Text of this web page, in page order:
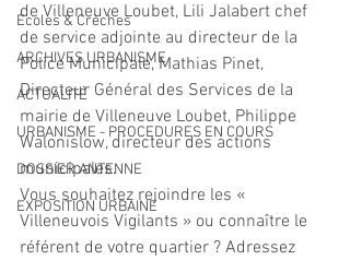
Écoles & Crèches
ARCHIVES URBANISME
ACTUALITÉ
URBANISME - PROCEDURES EN COURS
DOSSIER ANTENNE
EXPOSITION URBAINE
de Villeneuve Loubet, Lili Jalabert chef
de service adjointe au directeur de la
Police Municipale, Mathias Pinet,
Directeur Général des Services de la
mairie de Villeneuve Loubet, Philippe
Walonislow, directeur des actions
municipales.
Vous souhaitez rejoindre les «
Villeneuvois Vigilants » ou connaître le
référent de votre quartier ? Adressez